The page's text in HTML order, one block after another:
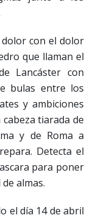
dolor con el dolor
que llaman el
Lancáster con
bulas entre los
y ambiciones
tiarada de
y de Roma a
Detecta el
para poner
almas.
el día 14 de abril